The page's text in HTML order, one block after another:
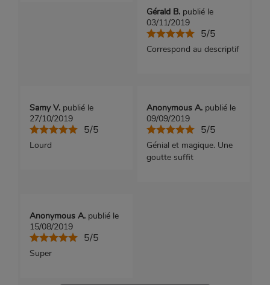
Gérald B. publié le
03/11/2019
5/5
Correspond au descriptif
Samy V. publié le
27/10/2019
5/5
Lourd
Anonymous A. publié le
09/09/2019
5/5
Génial et magique. Une
goutte suffit
Anonymous A. publié le
15/08/2019
5/5
Super